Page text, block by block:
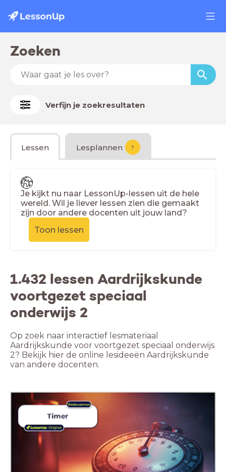
Zoeken
Verfijn je zoekresultaten
Lessen Lesplannen ?
Je kijkt nu naar LessonUp-lessen uit de hele
wereld. Wil je liever lessen zien die gemaakt
zijn door andere docenten uit jouw land?
Toon lessen
1.432 lessen Aardrijkskunde
voortgezet speciaal
onderwijs 2
Op zoek naar interactief lesmateriaal
Aardrijkskunde voor voortgezet speciaal onderwijs
2? Bekijk hier de online lesideeën Aardrijkskunde
van andere docenten.